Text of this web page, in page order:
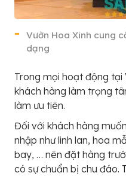
Vườn Hoa Xinh cung
dạng
Trong mọi hoạt động tại
khách hàng làm trọng
làm ưu tiên.
Đối với khách hàng
nhập như linh lan, hoa
bay, … nên đặt hàng
có sự chuẩn bị chu đáo.